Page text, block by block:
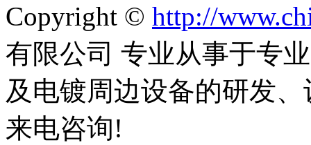
Copyright © http://
有限公司 专业从事于专
及电镀周边设备的研发
来电咨询!